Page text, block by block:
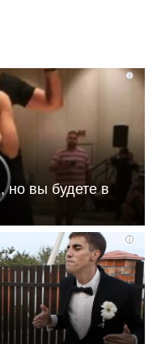
i
но вы будете в
i